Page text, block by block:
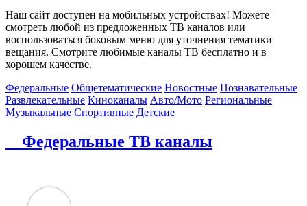
Наш сайт доступен на мобильных устройствах! Можете
смотреть любой из предложенных ТВ каналов или
воспользоваться боковым меню для уточнения тематики
вещания. Смотрите любимые каналы ТВ бесплатно и в
хорошем качестве.
Федеральные Общетематические Новостные Познавательные
Развлекательные Киноканалы Авто/Мото Региональные
Музыкальные Спортивные Детские
Федеральные ТВ каналы